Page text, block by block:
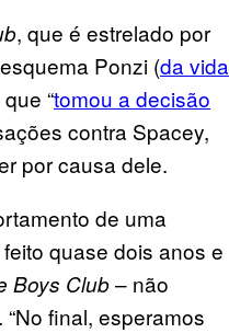
, que é estrelado por
Ponzi (da vida
“tomou a decisão
contra Spacey,
por causa dele.
de uma
quase dois anos e
Boys Club– não
final, esperamos